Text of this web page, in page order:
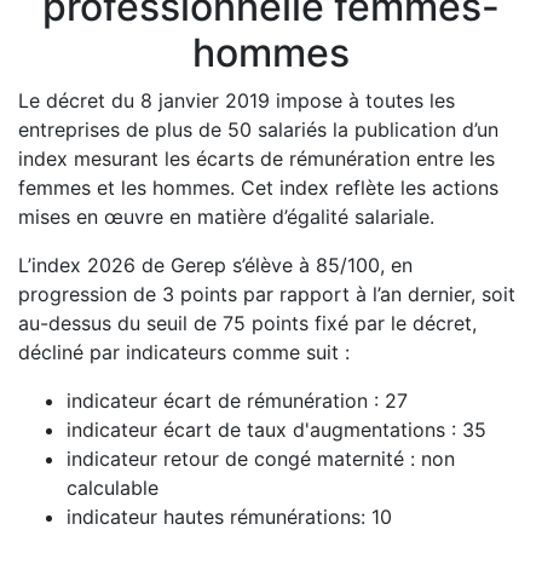
hommes
Le décret du 8 janvier 2019 impose à toutes les
entreprises de plus de 50 salariés la publication d’un
index mesurant les écarts de rémunération entre les
femmes et les hommes. Cet index reflète les actions
mises en œuvre en matière d’égalité salariale.
L’index 2026 de Gerep s’élève à 85/100, en
progression de 3 points par rapport à l’an dernier, soit
au-dessus du seuil de 75 points fixé par le décret,
décliné par indicateurs comme suit :
indicateur écart de rémunération : 27
indicateur écart de taux d'augmentations : 35
indicateur retour de congé maternité : non
calculable
indicateur hautes rémunérations: 10